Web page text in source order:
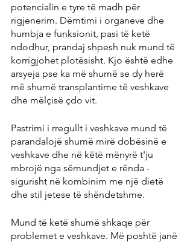
potencialin e tyre të madh për
rigjenerim. Dëmtimi i organeve dhe
humbja e funksionit, pasi të ketë
ndodhur, prandaj shpesh nuk mund të
korrigjohet plotësisht. Kjo është edhe
arsyeja pse ka më shumë se dy herë
më shumë transplantime të veshkave
dhe mëlçisë çdo vit.
Pastrimi i rregullt i veshkave mund të
parandalojë shumë mirë dobësinë e
veshkave dhe në këtë mënyrë t'ju
mbrojë nga sëmundjet e rënda -
sigurisht në kombinim me një dietë
dhe stil jetese të shëndetshme.
Mund të ketë shumë shkaqe për
problemet e veshkave. Më poshtë janë